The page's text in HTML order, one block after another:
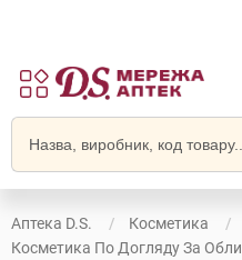
Аптека D.S.
Косметика
Косметика По Догляду За